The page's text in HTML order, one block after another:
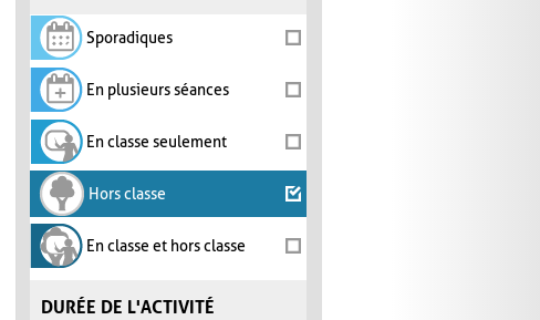
Sporadiques
En plusieurs séances
En classe seulement
Hors classe
En classe et hors classe
DURÉE DE L'ACTIVITÉ